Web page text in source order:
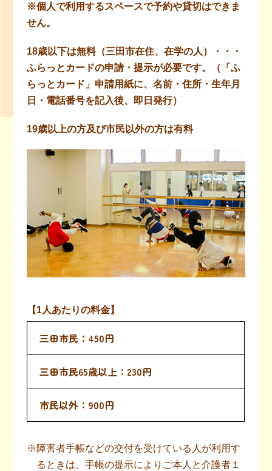
※個人で利用するスペースで予約や貸切はできま
せん。
18歳以下は無料（三田市在住、在学の人）・・・
ふらっとカードの申請・提示が必要です。（「ふ
らっとカード」申請用紙に、名前・住所・生年月
日・電話番号を記入後、即日発行）
19歳以上の方及び市民以外の方は有料
【1人あたりの料金】
450円
230円
900円
※障害者手帳などの交付を受けている人が利用す
るときは、手帳の提示によりご本人と介護者１